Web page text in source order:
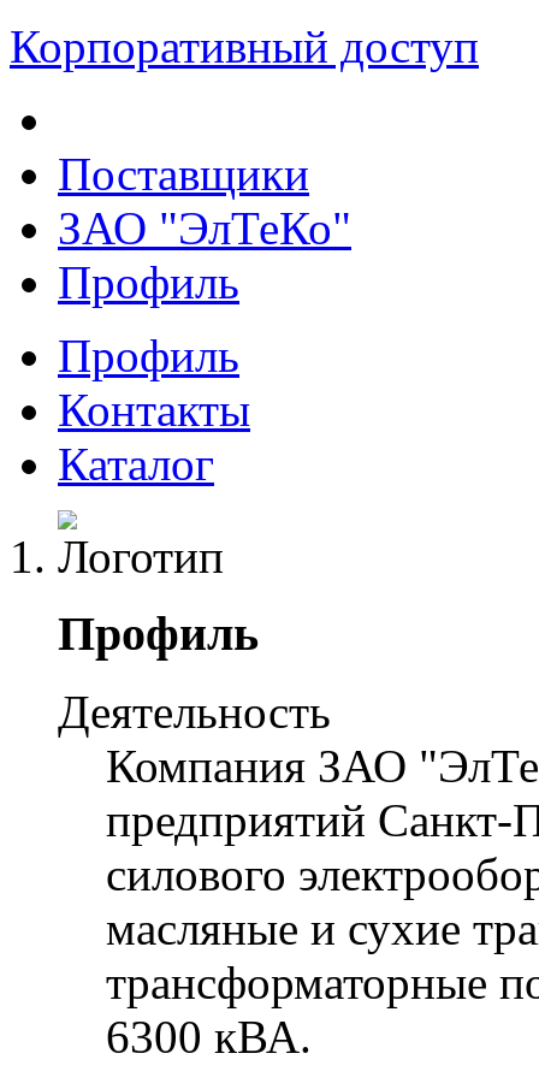
Корпоративный доступ
Поставщики
ЗАО "ЭлТеКо"
Профиль
Профиль
Контакты
Каталог
Профиль
Деятельность
Компания ЗАО
предприятий Санкт-
силового
масляные и сухие
трансформаторные
6300 кВА.